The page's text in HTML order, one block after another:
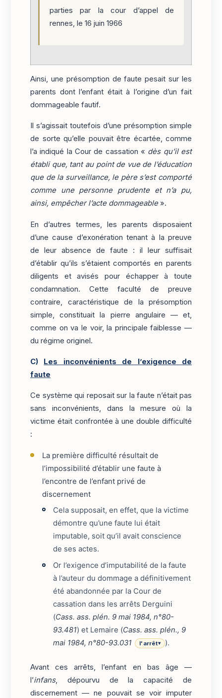
parties par la cour d’appel de
rennes, le 16 juin 1966
Ainsi, une présomption de faute pesait sur les
parents dont l’enfant était à l’origine d’un fait
dommageable fautif.
Il s’agissait toutefois d’une présomption simple
de sorte qu’elle pouvait être écartée, comme
l’a indiqué la Cour de cassation « dès qu’il est
établi que, tant au point de vue de l’éducation
que de la surveillance, le père s’est comporté
comme une personne prudente et n’a pu,
ainsi, empêcher l’acte dommageable».
En d’autres termes, les parents disposaient
d’une cause d’exonération tenant à la preuve
de leur absence de faute : il leur suffisait
d’établir qu’ils s’étaient comportés en parents
diligents et avisés pour échapper à toute
condamnation. Cette faculté de preuve
contraire, caractéristique de la présomption
simple, constituait la pierre angulaire — et,
comme on va le voir, la principale faiblesse —
du régime originel.
C) Les inconvénients de l’exigence de
faute
Ce système qui reposait sur la faute n’était pas
sans inconvénients, dans la mesure où la
victime était confrontée à une double difficulté
:
La première difficulté résultait de
l’impossibilité d’établir une faute à
l’encontre de l’enfant privé de
discernement
Cela supposait, en effet, que la victime
démontre qu’une faute lui était
imputable, soit qu’il avait conscience
de ses actes.
Or l’exigence d’imputabilité de la faute
à l’auteur du dommage a définitivement
été abandonnée par la Cour de
cassation dans les arrêts Derguini
(Cass. ass. plén. 9 mai 1984, n°80-
93.481) et Lemaire (Cass. ass. plén., 9
mai 1984, n°80-93.031
l'arrêt▾ ).
Avant ces arrêts, l’enfant en bas âge —
l’infans, dépourvu de la capacité de
discernement — ne pouvait se voir imputer